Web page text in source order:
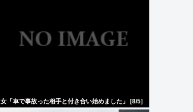
女「車で事故った相手と付き合い始めました」 [8/5]